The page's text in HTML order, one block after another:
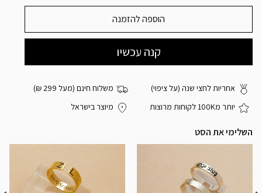
הוספה להזמנה
אחריות לחצי שנה (על ציפוי)
משלוח חינם (מעל 299 ₪)
יותר מ100K לקוחות מרוצות
מיוצר בישראל
השלימי את הסט